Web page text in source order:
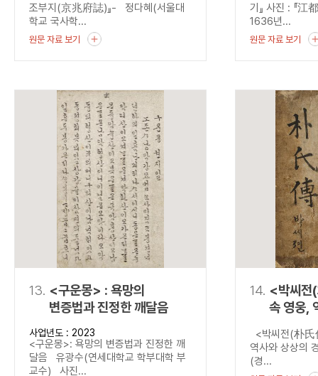
조부지(京兆府誌)』- 정다혜(서울대
학교 국사학...
원문 자료 보기
기』 사진 : 『
1636년...
원문 자료 보기
13. <구운몽> : 욕망의
변증법과 진정한 깨달음
사업년도 : 2023
<구운몽>: 욕망의 변증법과 진정한 깨
달음 유광수(연세대학교 학부대학 부
교수) 사진...
14. <박씨
속 영웅,
경계를
<박씨전(朴
역사와 상상의
(경...